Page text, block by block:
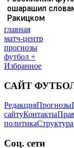
главная
матч-центр
прогнозы
футбол +
Избранное
САЙТ
РедакцияПрогнозы
сайтуКонтакты
политика
Соц. сети